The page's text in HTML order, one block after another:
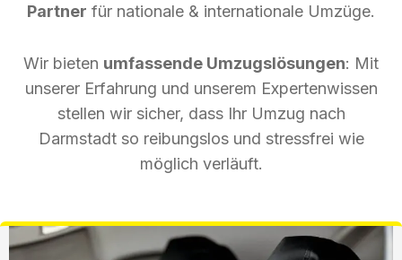
Partner für nationale & internationale Umzüge.
Wir bieten umfassende Umzugslösungen: Mit
unserer Erfahrung und unserem Expertenwissen
stellen wir sicher, dass Ihr Umzug nach
Darmstadt so reibungslos und stressfrei wie
möglich verläuft.